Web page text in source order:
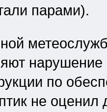
парами).
нарушение
по
не